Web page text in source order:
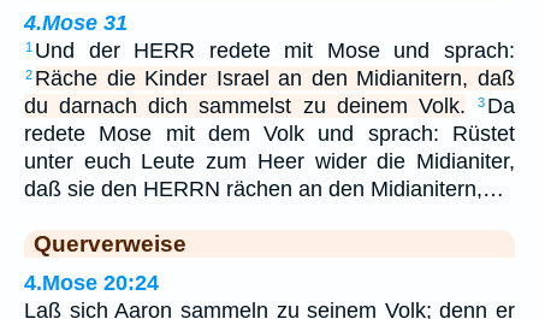
4.Mose 31
1 Und der HERR redete mit Mose und sprach:
2 Räche die Kinder Israel an den Midianitern, daß
du darnach dich sammelst zu deinem Volk.
3 Da
redete Mose mit dem Volk und sprach: Rüstet
unter euch Leute zum Heer wider die Midianiter,
daß sie den HERRN rächen an den Midianitern,…
Querverweise
4.Mose 20:24
Laß sich Aaron sammeln zu seinem Volk; denn er